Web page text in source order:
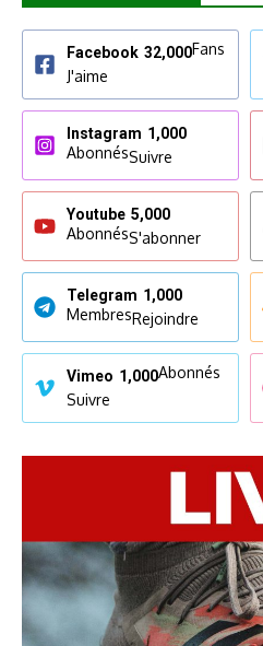
Facebook 32,000Fans
J'aime
Instagram 1,000
AbonnésSuivre
Youtube 5,000
AbonnésS'abonner
Telegram 1,000
MembresRejoindre
Vimeo 1,000Abonnés
Suivre